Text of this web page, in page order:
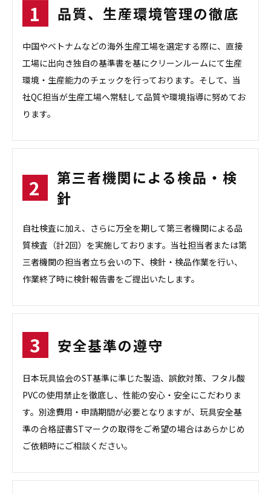
品質、生産環境管理の徹底
中国やベトナムなどの海外生産工場を選定する際に、直接
工場に出向き独自の基準書を基にクリーンルームにて生産
環境・生産能力のチェックを行っております。そして、当
社QC担当が生産工場へ常駐して品質や環境指導に努めてお
ります。
第三者機関による検品・検
針
自社検査に加え、さらに万全を期して第三者機関による品
質検査（計2回）を実施しております。当社担当者または第
三者機関の担当者立ち会いの下、検針・検品作業を行い、
作業終了時に検針報告書をご提出いたします。
安全基準の遵守
日本玩具協会のST基準に準じた製造、誤飲対策、フタル酸
PVCの使用禁止を徹底し、性能の安心・安全にこだわりま
す。別途費用・申請期間が必要となりますが、玩具安全基
準の合格証書STマークの取得をご希望の場合はあらかじめ
ご依頼時にご相談ください。